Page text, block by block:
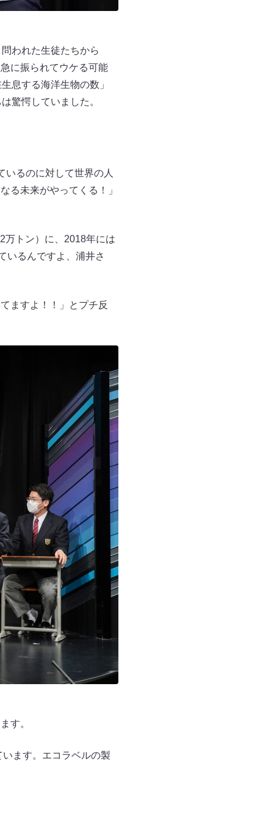
われた生徒たちから
に振られてウケる可能
息する海洋生物の数」
驚愕していました。
いるのに対して世界の人
る未来がやってくる！」
万トン）に、2018年には
いるんですよ、浦井さ
ますよ！！」とプチ反
す。
ます。エコラベルの製